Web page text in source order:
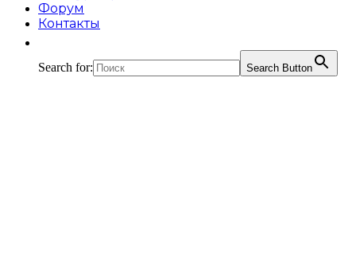
Форум
Контакты
Search for: Search Button